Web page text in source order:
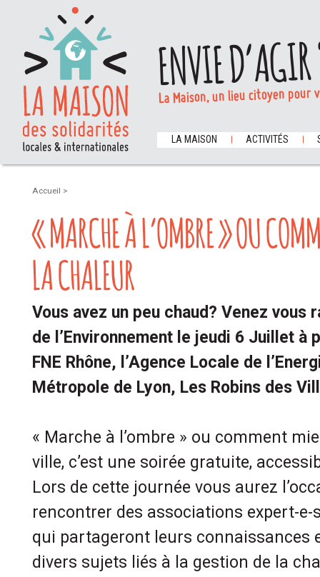
ENVIE
La Maison, un lieu citoyen
LA MAISON ACTIVITÉS
Accueil >
« MARCHE À L’OMBRE » OU
LA CHALEUR
Vous avez un peu chaud? Venez vous
de l’Environnement le jeudi 6 Juillet à
FNE Rhône, l’Agence Locale de
Métropole de Lyon, Les Robins des
« Marche à l’ombre » ou comment
ville, c’est une soirée gratuite,
Lors de cette journée vous aurez
rencontrer des associations expert-
qui partageront leurs connaissances
divers sujets liés à la gestion de la